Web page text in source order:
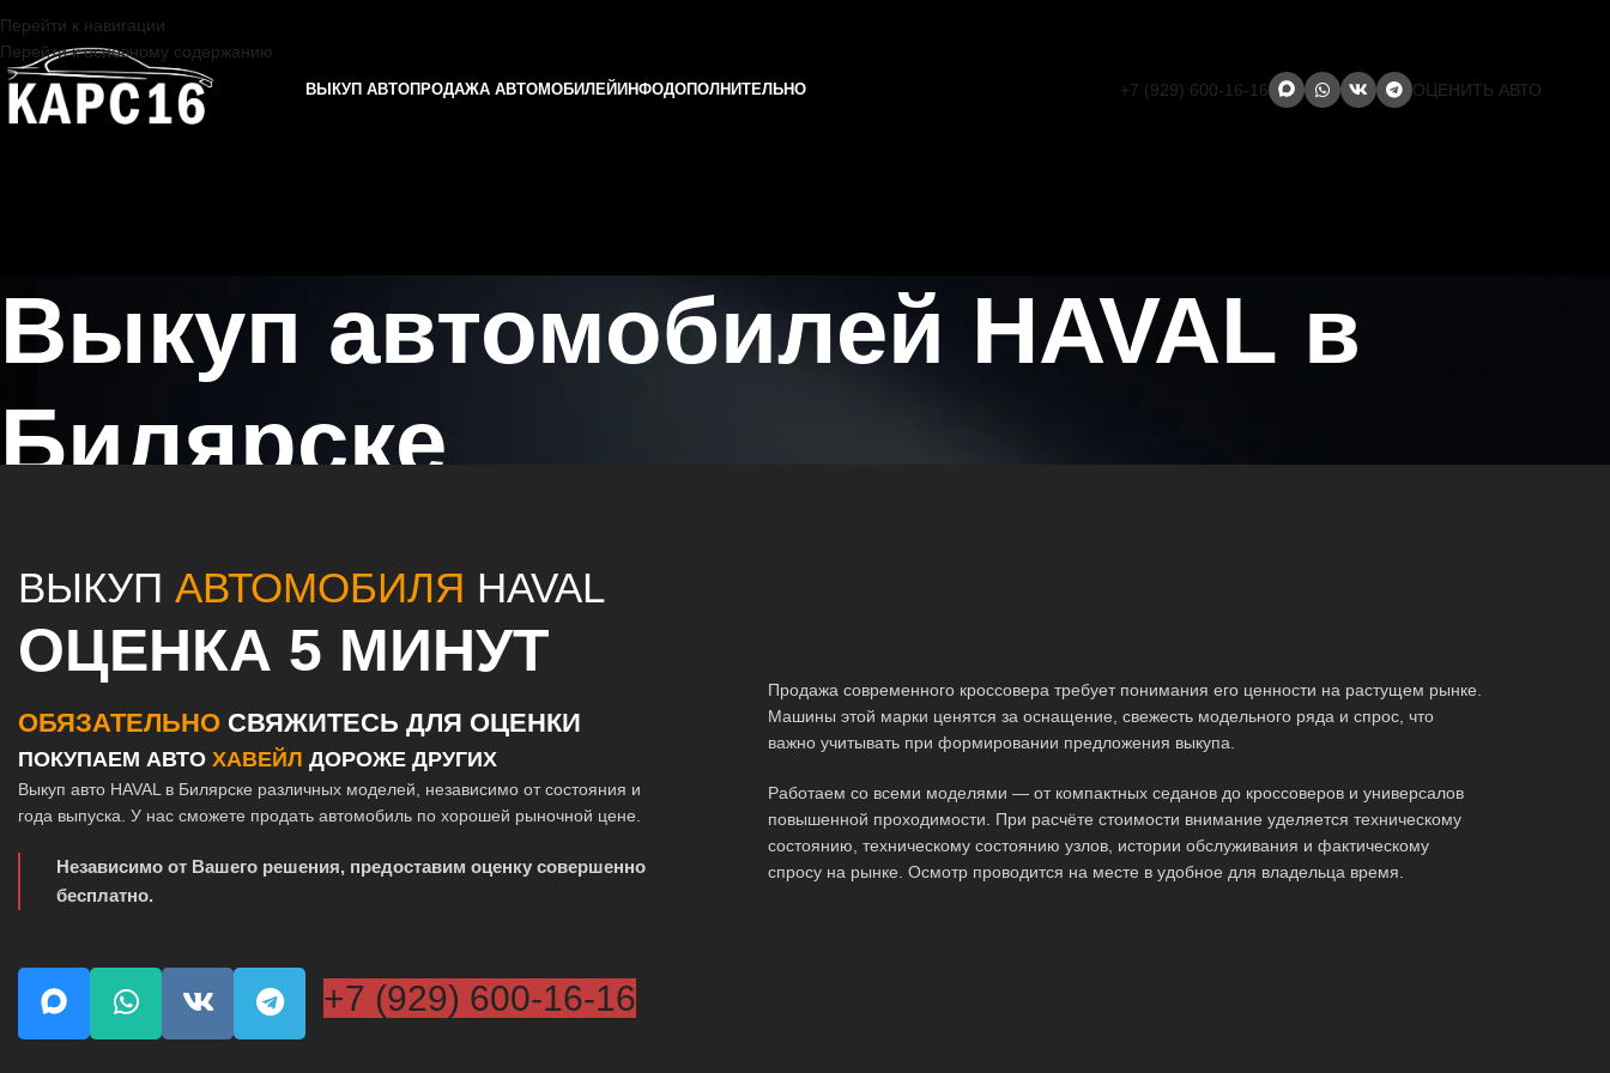
Перейти к навигации
Перейти к основному содержанию
ВЫКУП АВТОПРОДАЖА АВТОМОБИЛЕЙ ИНФОДОПОЛНИТЕЛЬНО +7 (929) 600-16-16 ОЦЕНИТЬ АВТО
Выкуп автомобилей HAVAL в
Билярске
ВЫКУП АВТОМОБИЛЯ HAVAL
ОЦЕНКА 5 МИНУТ
ОБЯЗАТЕЛЬНО СВЯЖИТЕСЬ ДЛЯ ОЦЕНКИ
ПОКУПАЕМ АВТО ХАВЕЙЛ ДОРОЖЕ ДРУГИХ
Выкуп авто HAVAL в Билярске различных моделей, независимо от состояния и
года выпуска. У нас сможете продать автомобиль по хорошей рыночной цене.
Независимо от Вашего решения, предоставим оценку совершенно
бесплатно.
+7 (929) 600-16-16
Продажа современного кроссовера требует понимания его ценности на растущем рынке.
Машины этой марки ценятся за оснащение, свежесть модельного ряда и спрос, что
важно учитывать при формировании предложения выкупа.
Работаем со всеми моделями — от компактных седанов до кроссоверов и универсалов
повышенной проходимости. При расчёте стоимости внимание уделяется техническому
состоянию, техническому состоянию узлов, истории обслуживания и фактическому
спросу на рынке. Осмотр проводится на месте в удобное для владельца время.